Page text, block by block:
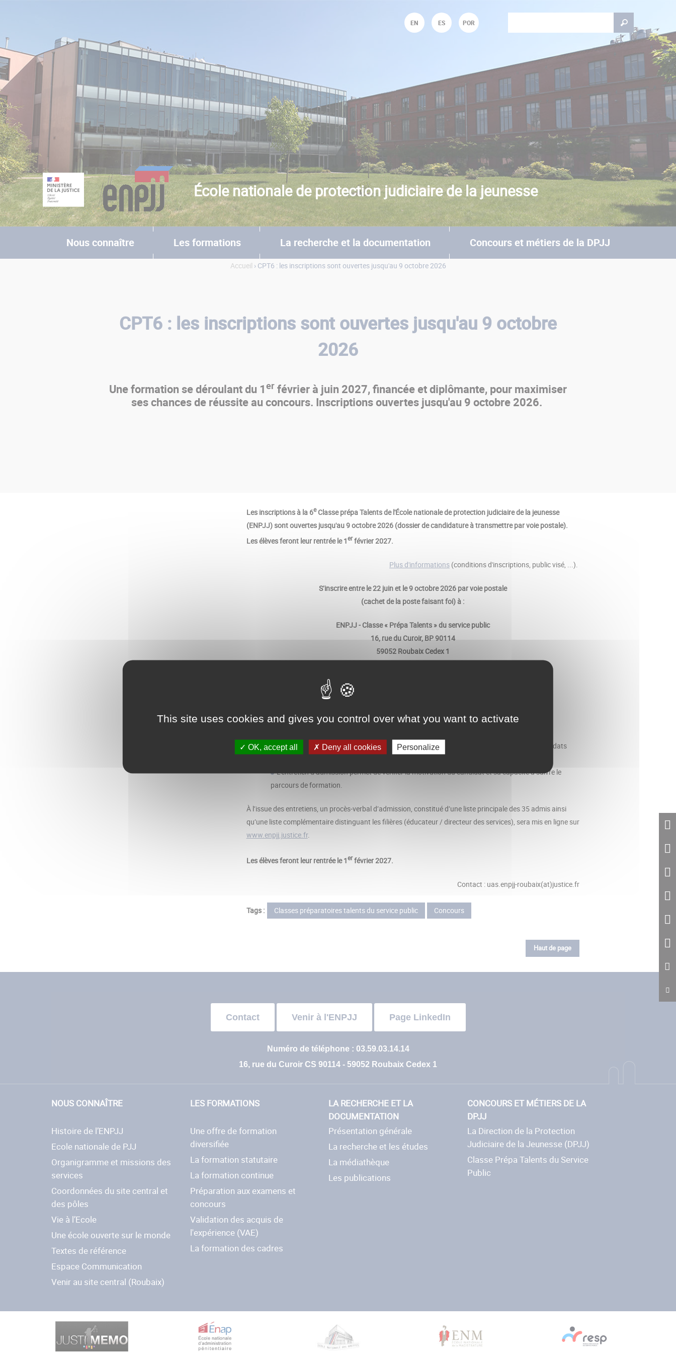
Nous connaître Les formations La recherche et la documentation Concours et métiers de la DPJJ
École nationale de protection judiciaire de la jeunesse
EN ES POR Formulaire de recherche
Accueil › CPT6 : les inscriptions sont ouvertes jusqu'au 9 octobre 2026
CPT6 : les inscriptions sont ouvertes jusqu'au 9 octobre
2026
Une formation se déroulant du 1erfévrier à juin 2027, financée et diplômante, pour maximiser
ses chances de réussite au concours. Inscriptions ouvertes jusqu'au 9 octobre 2026.
Les inscriptions à la 6eClasse prépa Talents de l'École nationale de protection judiciaire de la jeunesse
(ENPJJ) sont ouvertes jusqu'au 9 octobre 2026 (dossier de candidature à transmettre par voie postale).
Les élèves feront leur rentrée le 1erfévrier 2027.
Plus d'informations (conditions d'inscriptions, public visé, ...).
S’inscrire entre le 22 juin et le 9 octobre 2026 par voie postale
(cachet de la poste faisant foi) à :
ENPJJ - Classe « Prépa Talents » du service public
16, rue du Curoir, BP 90114
59052 Roubaix Cedex 1
places sont offertes pour l’année 2026/2027.
La sélection s’organisera en deux étapes :
La commission procède à l’examen des dossiers recevables et détermine la liste des candidats
L’entretien d’admission permet de vérifier la motivation du candidat et sa capacité à suivre le
parcours de formation.
À l’issue des entretiens, un procès-verbal d’admission, constitué d’une liste principale des 35 admis ainsi
qu’une liste complémentaire distinguant les filières (éducateur / directeur des services), sera mis en ligne sur
www.enpjj.justice.fr.
Les élèves feront leur rentrée le 1er février 2027.
Contact : uas.enpjj-roubaix(at)justice.fr
Tags : Classes préparatoires talents du service public Concours
Haut de page
Contact Venir à l'ENPJJ Page LinkedIn
Numéro de téléphone : 03.59.03.14.14
16, rue du Curoir CS 90114 - 59052 Roubaix Cedex 1
NOUS CONNAÎTRE
Histoire de l’ENPJJ
Ecole nationale de PJJ
Organigramme et missions des
services
Coordonnées du site central et
des pôles
Vie à l’Ecole
Une école ouverte sur le monde
Textes de référence
Espace Communication
Venir au site central (Roubaix)
LES FORMATIONS
Une offre de formation
diversifiée
La formation statutaire
La formation continue
Préparation aux examens et
concours
Validation des acquis de
l'expérience (VAE)
La formation des cadres
LA RECHERCHE ET LA
DOCUMENTATION
Présentation générale
La recherche et les études
La médiathèque
Les publications
CONCOURS ET MÉTIERS DE LA
DPJJ
La Direction de la Protection
Judiciaire de la Jeunesse (DPJJ)
Classe Prépa Talents du Service
Public
This site uses cookies and gives you control over what you want to activate
OK, accept all Deny all cookies Personalize